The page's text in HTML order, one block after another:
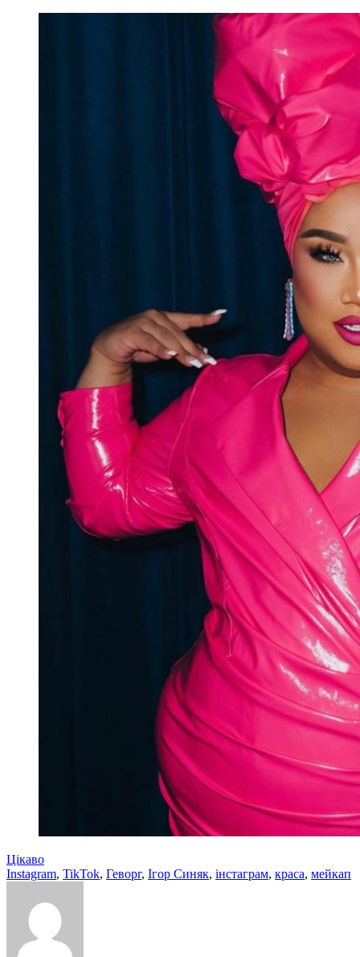
Цікаво
Instagram, TikTok, Геворг, Ігор Синяк, інстаграм, краса, мейкап